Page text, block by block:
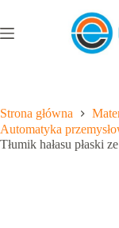
treści
Strona główna
Automatyka
Tłumik hałasu płaski